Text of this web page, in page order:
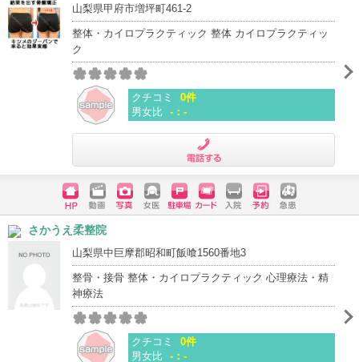
山梨県甲府市増坪町461-2
整体・カイロプラクティック 整体 カイロプラクティッ
ク
クチコミ
0件
男女比 -：-
ホームペ
ージ
動画 写真 女医 駐車場
クレジッ
入院 予約 急患
さかうえ柔整院
山梨県中巨摩郡昭和町飯喰1560番地3
整骨・接骨 整体・カイロプラクティック 心理療法・精
神療法
クチコミ
0件
男女比 -：-